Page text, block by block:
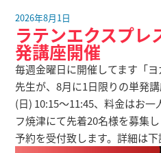
2026年8月1日
ラテンエクスプ
発講座開催
毎週金曜日に開催してます「
先生が、8月に1日限りの単発
(日) 10:15～11:45、料金はお
フ焼津にて先着20名様を募集
予約を受付致します。詳細は下